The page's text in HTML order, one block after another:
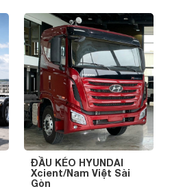
ĐẦU KÉO HYUNDAI
Xcient/Nam Việt Sài
Gòn